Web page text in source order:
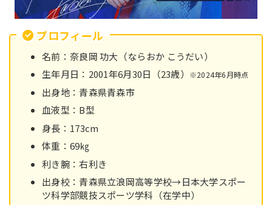
プロフィール
名前：奈良岡 功大（ならおか こうだい）
生年月日：2001年6月30日（23歳）
※2024年6月時点
出身地：青森県青森市
血液型：B型
身長：173cm
体重：69㎏
利き腕：右利き
出身校：青森県立浪岡高等学校→日本大学スポー
ツ科学部競技スポーツ学科（在学中）